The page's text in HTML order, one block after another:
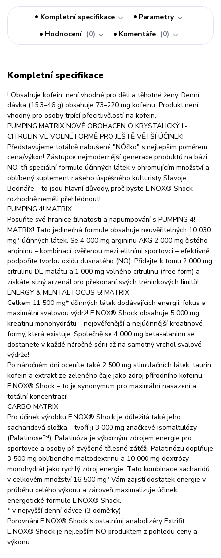
Kompletní specifikace
Parametry
Hodnocení
0 Komentáře 0
Kompletní specifikace
! Obsahuje kofein, není vhodné pro děti a těhotné ženy. Denní
dávka (15,3–46 g) obsahuje 73–220 mg kofeinu. Produkt není
vhodný pro osoby trpící přecitlivělostí na kofein.
PUMPING MATRIX NOVĚ OBOHACEN O KRYSTALICKÝ L-
CITRULIN VE VOLNÉ FORMĚ PRO JEŠTĚ VĚTŠÍ ÚČINEK!
Představujeme totálně nabušené "NÓčko" s nejlepším poměrem
cena/výkon! Zástupce nejmodernější generace produktů na bázi
NO, tři speciální formule účinných látek v ohromujícím množství a
oblíbený suplement našeho úspěšného kulturisty Slavoje
Bednáře – to jsou hlavní důvody, proč byste E.NOX® Shock
rozhodně neměli přehlédnout!
PUMPING 4! MATRIX
Posuňte své hranice žilnatosti a napumpování s PUMPING 4!
MATRIX! Tato jedinečná formule obsahuje neuvěřitelných 10 030
mg* účinných látek. Se 4 000 mg argininu AKG 2 000 mg čistého
argininu – kombinací ověřenou mezi elitními sportovci – efektivně
podpoříte tvorbu oxidu dusnatého (NO). Přidejte k tomu 2 000 mg
citrulinu DL-malátu a 1 000 mg volného citrulinu (free form) a
získáte silný arzenál pro překonání svých tréninkových limitů!
ENERGY & MENTAL FOCUS 5! MATRIX
Celkem 11 500 mg* účinných látek dodávajících energii, fokus a
maximální svalovou výdrž! E.NOX® Shock obsahuje 5 000 mg
kreatinu monohydrátu – nejověřenější a nejúčinnější kreatinové
formy, která existuje. Společně se 4 000 mg beta-alaninu se
dostanete v každé náročné sérii až na samotný vrchol svalové
výdrže!
Po náročném dni oceníte také 2 500 mg stimulačních látek: taurin,
kofein a extrakt ze zeleného čaje jako zdroj přírodního kofeinu.
E.NOX® Shock – to je synonymum pro maximální nasazení a
totální koncentraci!
CARBO MATRIX
Pro účinek výrobku E.NOX® Shock je důležitá také jeho
sacharidová složka – tvoří ji 3 000 mg značkové isomaltulózy
(Palatinose™). Palatinóza je výborným zdrojem energie pro
sportovce a osoby při zvýšené tělesné zátěži. Palatinózu doplňuje
3 500 mg oblíbeného maltodextrinu a 10 000 mg dextrózy
monohydrát jako rychlý zdroj energie. Tato kombinace sacharidů
v celkovém množství 16 500 mg* Vám zajistí dostatek energie v
průběhu celého výkonu a zároveň maximalizuje účinek
energetické formule E.NOX® Shock.
* v nejvyšší denní dávce (3 odměrky)
Porovnání E.NOX® Shock s ostatními anabolizéry Extrifit:
E.NOX® Shock je nejlepším NO produktem z pohledu ceny a
výkonu.